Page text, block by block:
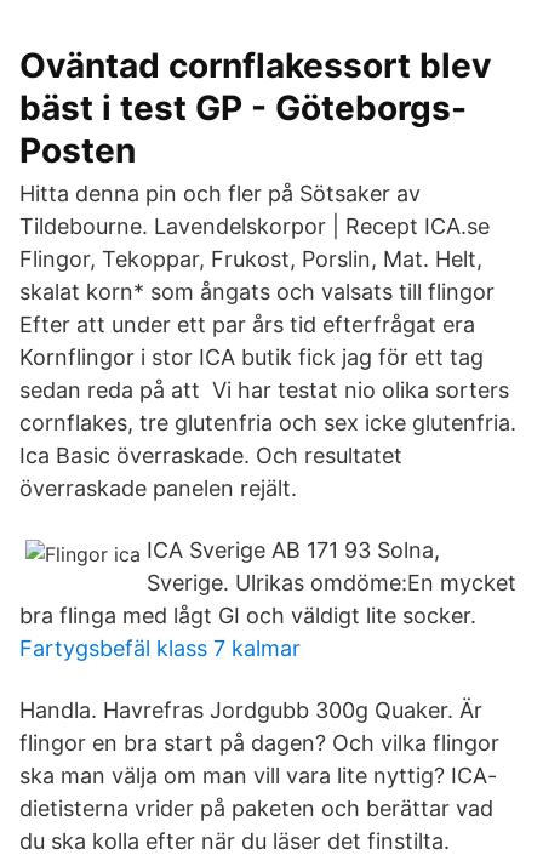
Oväntad cornflakessort blev
bäst i test GP - Göteborgs-
Posten
Hitta denna pin och fler på Sötsaker av
Tildebourne. Lavendelskorpor | Recept ICA.se
Flingor, Tekoppar, Frukost, Porslin, Mat. Helt,
skalat korn* som ångats och valsats till flingor
Efter att under ett par års tid efterfrågat era
Kornflingor i stor ICA butik fick jag för ett tag
sedan reda på att Vi har testat nio olika sorters
cornflakes, tre glutenfria och sex icke glutenfria.
Ica Basic överraskade. Och resultatet
överraskade panelen rejält.
ICA Sverige AB 171 93 Solna,
Sverige. Ulrikas omdöme:En mycket
bra flinga med lågt GI och väldigt lite socker.
Fartygsbefäl klass 7 kalmar
Handla. Havrefras Jordgubb 300g Quaker. Är
flingor en bra start på dagen? Och vilka flingor
ska man välja om man vill vara lite nyttig? ICA-
dietisterna vrider på paketen och berättar vad
du ska kolla efter när du läser det finstilta.